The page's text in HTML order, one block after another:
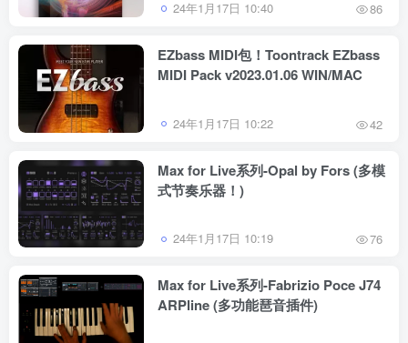
24年1月17日 10:40 86
EZbass MIDI包！Toontrack EZbass
MIDI Pack v2023.01.06 WIN/MAC
24年1月17日 10:22 42
Max for Live系列-Opal by Fors (多模
式节奏乐器！)
24年1月17日 10:19 76
Max for Live系列-Fabrizio Poce J74
ARPline (多功能琶音插件)